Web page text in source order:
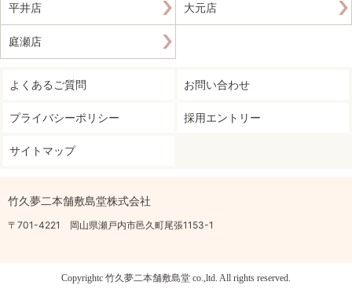
平井店 大元店
庭瀬店
よくあるご質問 お問い合わせ
プライバシーポリシー 採用エントリー
サイトマップ
竹久夢二本舗敷島堂株式会社
〒701-4221 岡山県瀬戸内市邑久町尾張1153-1
Copyrightc 竹久夢二本舗敷島堂 co.,ltd. All rights reserved.